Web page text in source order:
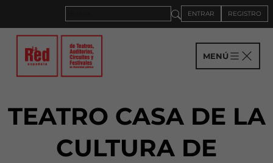
ENTRAR REGISTRO
MENÚ
TEATRO CASA DE LA
CULTURA DE